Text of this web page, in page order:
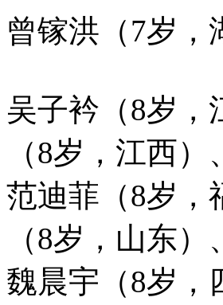
曾镓洪（7岁，
吴子衿（8岁，
（8岁，江西
范迪菲（8岁，
（8岁，山东
魏晨宇（8岁，